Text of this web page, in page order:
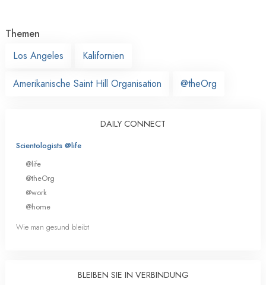
Themen
Los Angeles
Kalifornien
Amerikanische Saint Hill Organisation @theOrg
DAILY CONNECT
Scientologists @life
@life
@theOrg
@work
@home
Wie man gesund bleibt
BLEIBEN SIE IN VERBINDUNG